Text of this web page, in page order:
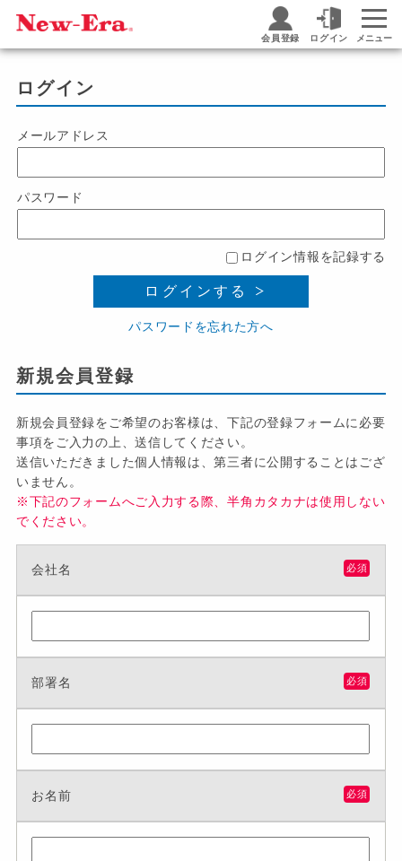
会員登録 ログイン メニュー
ログイン
メールアドレス
パスワード
ログイン情報を記録する
ログインする
パスワードを忘れた方へ
新規会員登録
新規会員登録をご希望のお客様は、下記の登録フォームに必要
事項をご入力の上、送信してください。
送信いただきました個人情報は、第三者に公開することはござ
いません。
※下記のフォームへご入力する際、半角カタカナは使用しない
でください。
会社名 必須
部署名 必須
お名前 必須